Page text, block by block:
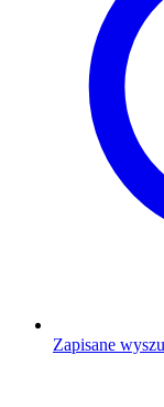
Zapisane